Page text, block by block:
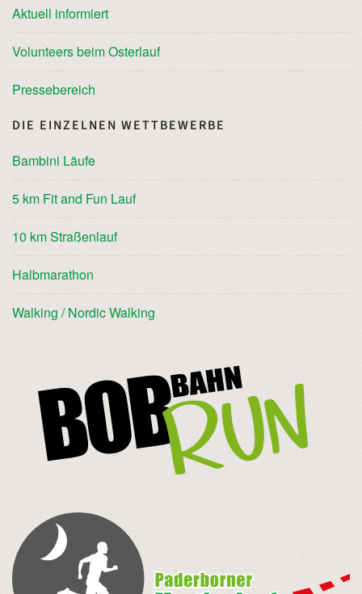
Aktuell informiert
Volunteers beim Osterlauf
Pressebereich
DIE EINZELNEN WETTBEWERBE
Bambini Läufe
5 km Fit and Fun Lauf
10 km Straßenlauf
Halbmarathon
Walking / Nordic Walking